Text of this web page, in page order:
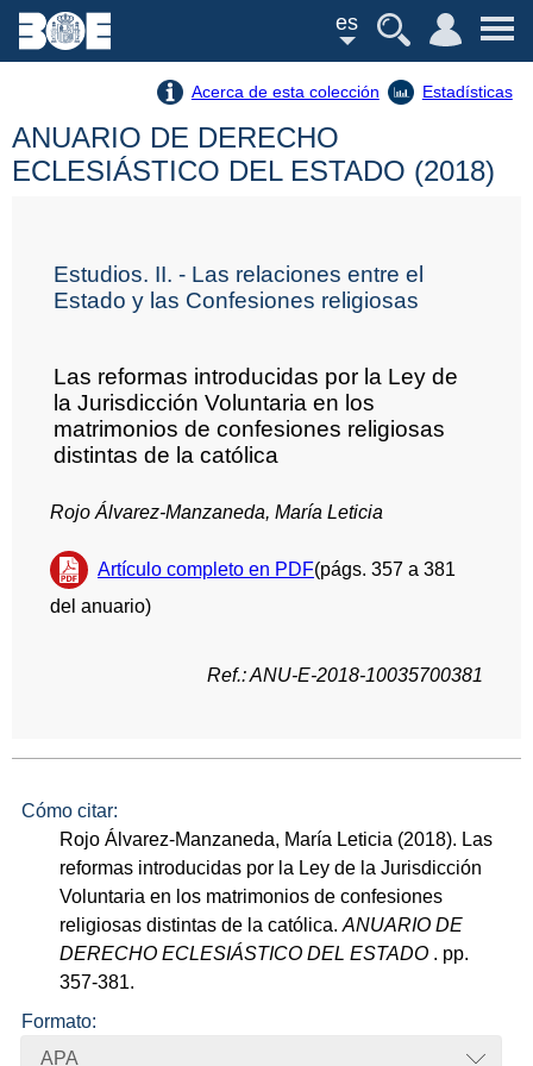
es
Acerca de esta colección Estadísticas
ANUARIO DE DERECHO
ECLESIÁSTICO DEL ESTADO (2018)
Estudios. II. - Las relaciones entre el
Estado y las Confesiones religiosas
Las reformas introducidas por la Ley de
la Jurisdicción Voluntaria en los
matrimonios de confesiones religiosas
distintas de la católica
Rojo Álvarez-Manzaneda, María Leticia
Artículo completo en PDF(págs. 357 a 381
del anuario)
Ref.: ANU-E-2018-10035700381
Cómo citar:
Rojo Álvarez-Manzaneda, María Leticia (2018). Las
reformas introducidas por la Ley de la Jurisdicción
Voluntaria en los matrimonios de confesiones
religiosas distintas de la católica.ANUARIO DE
DERECHO ECLESIÁSTICO DEL ESTADO . pp.
357-381.
Formato:
APA